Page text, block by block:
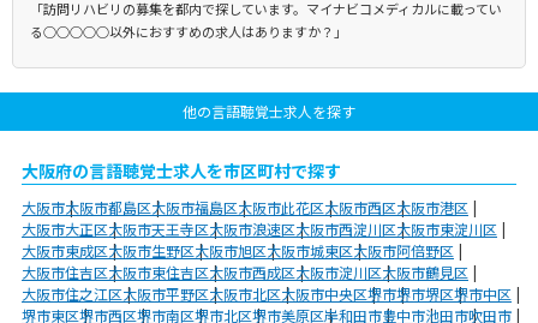
「訪問リハビリの募集を都内で探しています。マイナビコメディカルに載ってい
る○○○○○以外におすすめの求人はありますか？」
他の言語聴覚士求人を探す
大阪府の言語聴覚士求人を市区町村で探す
大阪市大阪市都島区大阪市福島区大阪市此花区大阪市西区大阪市港区
大阪市大正区大阪市天王寺区大阪市浪速区大阪市西淀川区大阪市東淀川区
大阪市東成区大阪市生野区大阪市旭区大阪市城東区大阪市阿倍野区
大阪市住吉区大阪市東住吉区大阪市西成区大阪市淀川区大阪市鶴見区
大阪市住之江区大阪市平野区大阪市北区大阪市中央区堺市堺市堺区堺市中区
堺市東区堺市西区堺市南区堺市北区堺市美原区岸和田市豊中市池田市吹田市